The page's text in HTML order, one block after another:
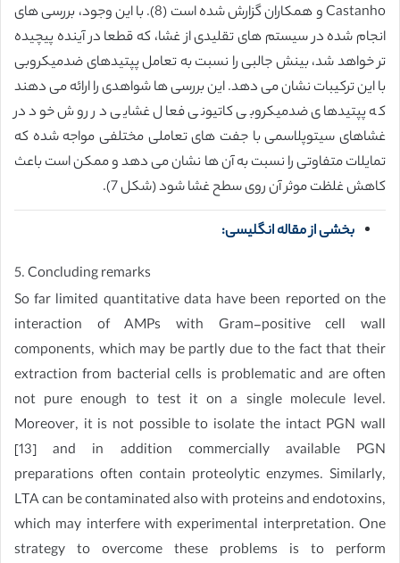
Castanho و همکاران گزارش شده است (8). با این وجود، بررسی های
انجام شده در سیستم های تقلیدی از غشا، که قطعا در آینده پیچیده
تر خواهد شد، بینش جالبی را نسبت به تعامل پپتیدهای ضدمیکروبی
با این ترکیبات نشان می دهد. این بررسی ها شواهدی را ارائه می دهند
که پپتیدهای ضدمیکروبی کاتیونی فعال غشایی در روش خود در
غشاهای سیتوپلاسمی با جفت های تعاملی مختلفی مواجه شده که
تمایلات متفاوتی را نسبت به آن ها نشان می دهد و ممکن است باعث
کاهش غلظت موثر آن روی سطح غشا شود (شکل 7).
بخشی از مقاله انگلیسی:
5. Concluding remarks
So far limited quantitative data have been reported on the
interaction of AMPs with Gram-positive cell wall
components, which may be partly due to the fact that their
extraction from bacterial cells is problematic and are often
not pure enough to test it on a single molecule level.
Moreover, it is not possible to isolate the intact PGN wall
[13] and in addition commercially available PGN
preparations often contain proteolytic enzymes. Similarly,
LTA can be contaminated also with proteins and endotoxins,
which may interfere with experimental interpretation. One
strategy to overcome these problems is to perform